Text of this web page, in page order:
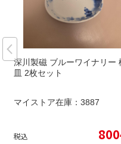
深川製磁 ブルーワイナリー
皿 2枚セット
マイストア在庫： 3887
税込